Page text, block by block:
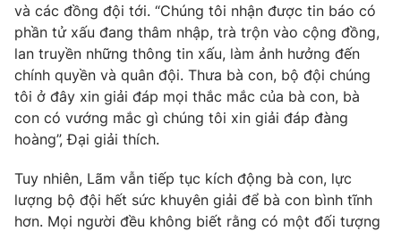
và các đồng đội tới. “Chúng tôi nhận được tin báo có
phần tử xấu đang thâm nhập, trà trộn vào cộng đồng,
lan truyền những thông tin xấu, làm ảnh hưởng đến
chính quyền và quân đội. Thưa bà con, bộ đội chúng
tôi ở đây xin giải đáp mọi thắc mắc của bà con, bà
con có vướng mắc gì chúng tôi xin giải đáp đàng
hoàng”, Đại giải thích.
Tuy nhiên, Lãm vẫn tiếp tục kích động bà con, lực
lượng bộ đội hết sức khuyên giải để bà con bình tĩnh
hơn. Mọi người đều không biết rằng có một đối tượng